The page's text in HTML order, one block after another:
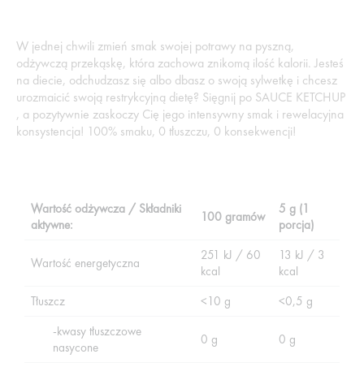
W jednej chwili zmień smak swojej potrawy na pyszną,
odżywczą przekąskę, która zachowa znikomą ilość kalorii. Jesteś
na diecie, odchudzasz się albo dbasz o swoją sylwetkę i chcesz
urozmaicić swoją restrykcyjną dietę? Sięgnij po SAUCE KETCHUP
, a pozytywnie zaskoczy Cię jego intensywny smak i rewelacyjna
konsystencja! 100% smaku, 0 tłuszczu, 0 konsekwencji!
Wartość odżywcza / Składniki
aktywne:
100 gramów
5 g (1
porcja)
Wartość energetyczna
251 kJ / 60
kcal
13 kJ / 3
kcal
Tłuszcz
<10 g
<0,5 g
-kwasy tłuszczowe
nasycone
0 g 0 g